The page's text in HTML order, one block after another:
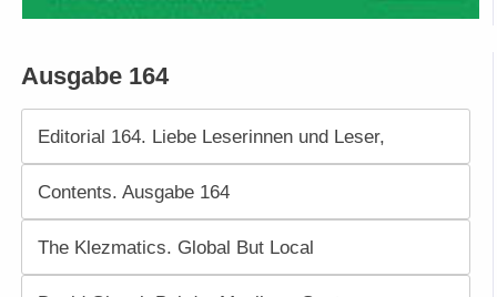
Ausgabe 164
Editorial 164. Liebe Leserinnen und Leser,
Contents. Ausgabe 164
The Klezmatics. Global But Local